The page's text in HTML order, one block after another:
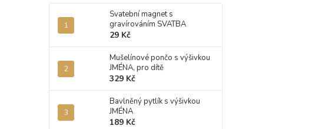
Svatební magnet s
gravírováním SVATBA
29 Kč
Mušelínové pončo s výšivkou
JMÉNA, pro dítě
329 Kč
Bavlněný pytlík s výšivkou
JMÉNA
189 Kč